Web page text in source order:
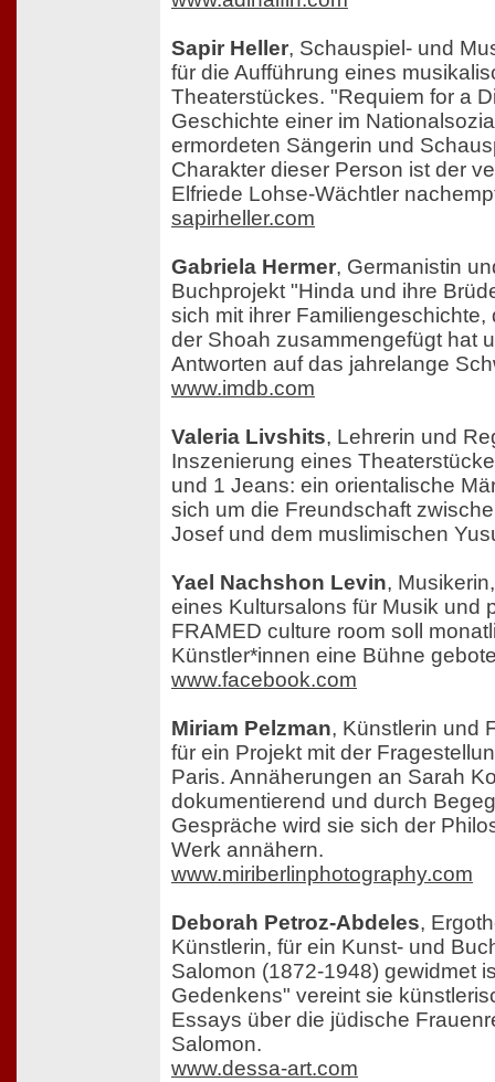
Sapir Heller, Schauspiel- und
für die Aufführung eines
Theaterstückes. "Requiem for a
Geschichte einer im
ermordeten Sängerin und
Charakter dieser Person ist der
Elfriede Lohse-Wächtler
sapirheller.com
Gabriela Hermer, Germanistin
Buchprojekt "Hinda und ihre
sich mit ihrer
der Shoah zusammengefügt hat
Antworten auf das jahrelange
www.imdb.com
Valeria Livshits, Lehrerin und
Inszenierung eines
und 1 Jeans: ein orientalische
sich um die Freundschaft
Josef und dem muslimischen
Yael Nachshon Levin,
eines Kultursalons für Musik und
FRAMED culture room soll
Künstler*innen eine Bühne
www.facebook.com
Miriam Pelzman, Künstlerin und
für ein Projekt mit der
Paris. Annäherungen an Sarah
dokumentierend und durch
Gespräche wird sie sich der
Werk annähern.
www.miriberlinphotography.com
Deborah Petroz-Abdeles,
Künstlerin, für ein Kunst- und
Salomon (1872-1948) gewidmet
Gedenkens" vereint sie
Essays über die jüdische
Salomon.
www.dessa-art.com